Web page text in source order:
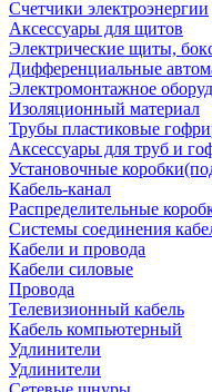
Счетчики электроэнергии
Аксессуары для щитов
Электрические щиты,
Дифференциальные
Электромонтажное
Изоляционный материал
Трубы пластиковые
Аксессуары для труб и
Установочные
Кабель-канал
Распределительные
Системы соединения
Кабели и провода
Кабели силовые
Провода
Телевизионный кабель
Кабель компьютерный
Удлинители
Удлинители